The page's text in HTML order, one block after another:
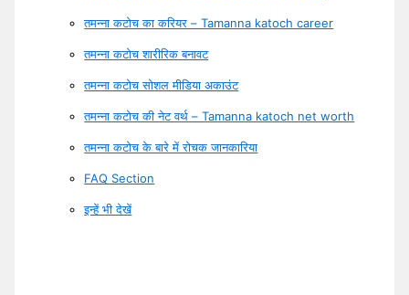
तमन्ना कटोच का करियर – Tamanna katoch career
तमन्ना कटोच शारीरिक बनावट
तमन्ना कटोच सोशल मीडिया अकाउंट
तमन्ना कटोच की नेट वर्थ – Tamanna katoch net worth
तमन्ना कटोच के बारे में रोचक जानकारिया
FAQ Section
इन्हें भी देखें